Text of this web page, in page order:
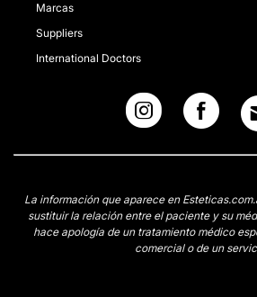
Marcas
Suppliers
International Doctors
La información que aparece en
sustituir la relación entre el paciente y su
hace apología de un tratamiento médico
comercial o de un